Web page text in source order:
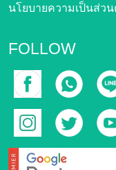
นโยบายความเป็นส่วน
FOLLOW